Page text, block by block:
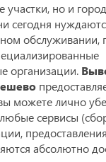
участки, но и
сегодня
обслуживании,
организации.
можете лично
сервисы
абсолютно